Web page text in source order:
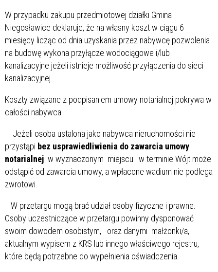
W przypadku zakupu przedmiotowej działki Gmina
Niegosławice deklaruje, że na własny koszt w ciągu 6
miesięcy licząc od dnia uzyskania przez nabywcę pozwolenia
na budowę wykona przyłącze wodociągowe i/lub
kanalizacyjne jeżeli istnieje możliwość przyłączenia do sieci
kanalizacyjnej.
Koszty związane z podpisaniem umowy notarialnej pokrywa w
całości nabywca.
Jeżeli osoba ustalona jako nabywca nieruchomości nie
przystąpi bez usprawiedliwienia do zawarcia umowy
notarialnej w wyznaczonym miejscu i w terminie Wójt może
odstąpić od zawarcia umowy, a wpłacone wadium nie podlega
zwrotowi.
W przetargu mogą brać udział osoby fizyczne i prawne.
Osoby uczestniczące w przetargu powinny dysponować
swoim dowodem osobistym, oraz danymi małżonki/a,
aktualnym wypisem z KRS lub innego właściwego rejestru,
które będą potrzebne do wypełnienia oświadczenia.